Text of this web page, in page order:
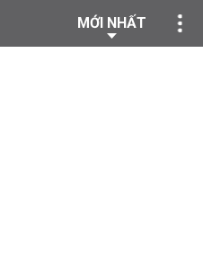
MỚI NHẤT